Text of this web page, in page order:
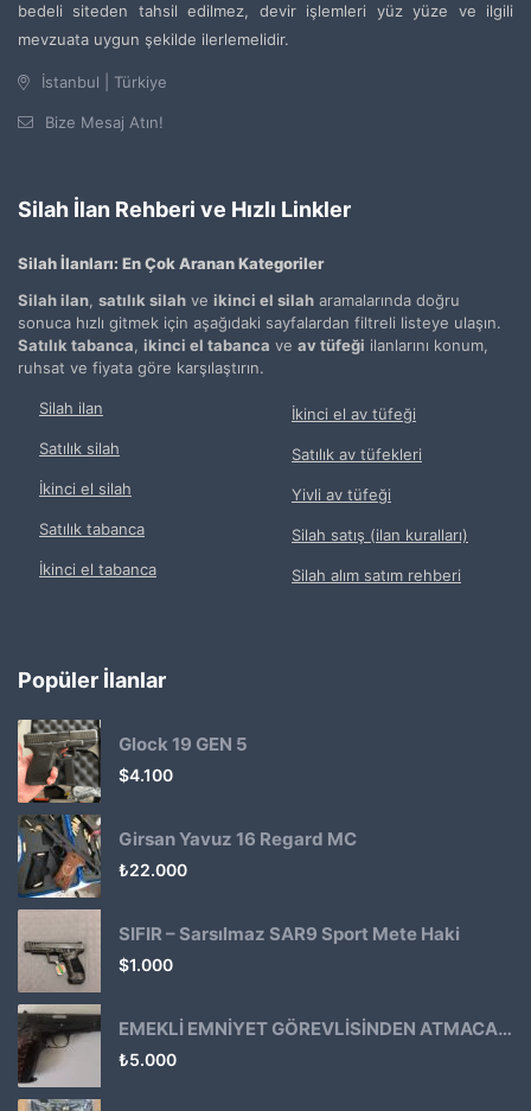
bedeli siteden tahsil edilmez, devir işlemleri yüz yüze ve ilgili
mevzuata uygun şekilde ilerlemelidir.
İstanbul | Türkiye
Bize Mesaj Atın!
Silah İlan Rehberi ve Hızlı Linkler
Silah İlanları: En Çok Aranan Kategoriler
Silah ilan satılık silah ve ikinci el silah aramalarında doğru
sonuca hızlı gitmek için aşağıdaki sayfalardan filtreli listeye ulaşın.
Satılık tabanca ikinci el tabanca ve av tüfeği ilanlarını konum,
ruhsat ve fiyata göre karşılaştırın.
Silah ilan
Satılık silah
İkinci el silah
Satılık tabanca
İkinci el tabanca
İkinci el av tüfeği
Satılık av tüfekleri
Yivli av tüfeği
Silah satış (ilan kuralları)
Silah alım satım rehberi
Popüler İlanlar
Glock 19 GEN 5
$4.100
Girsan Yavuz 16 Regard MC
₺22.000
SIFIR – Sarsılmaz SAR9 Sport Mete Haki
$1.000
EMEKLİ EMNİYET GÖREVLİSİNDEN ATMACA 53 KLASİK14
₺5.000